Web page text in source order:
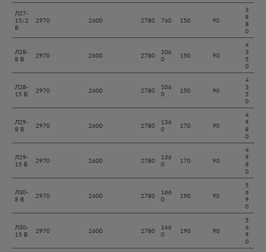
Л27-
15/2
В
2970 2600 2780 760 150 90
3
8
8
0
Л28-
8 В
2970 2600 2780
106
0
150 90
4
3
5
0
Л28-
15 В
2970 2600 2780
106
0
150 90
4
3
5
0
Л29-
8 В
2970 2600 2780
136
0
170 90
4
9
8
0
Л29-
15 В
2970 2600 2780
136
0
170 90
4
9
8
0
Л30-
8 В
2970 2600 2780
166
0
190 90
5
6
9
0
Л30-
15 В
2970 2600 2780
166
0
190 90
5
6
9
0